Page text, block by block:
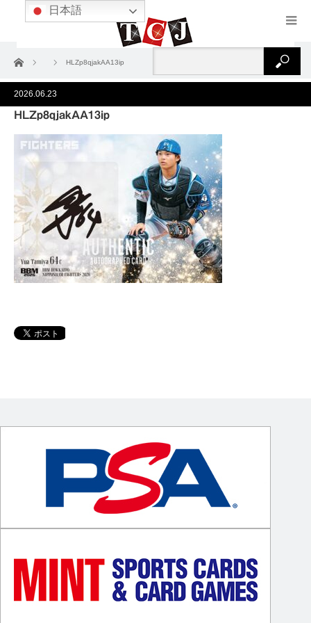
ホーム HLZp8qjakAA13ip
2026.06.23
HLZp8qjakAA13ip
日本語